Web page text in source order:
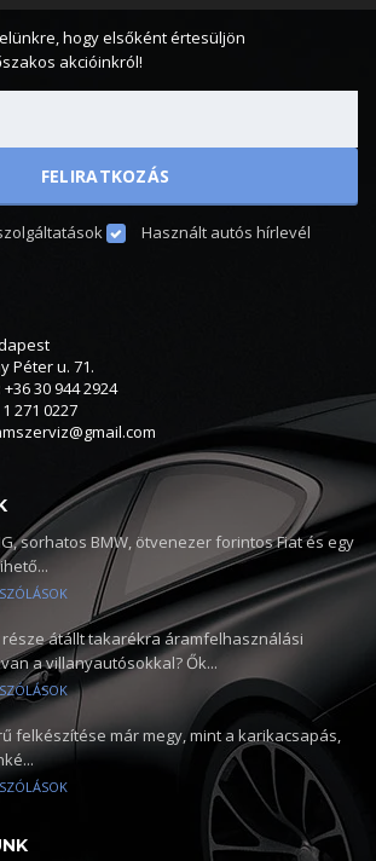
hogy elsőként értesüljön
akcióinkról!
Használt autós hírlevél
Péter u. 71.
30 944 2924
271 0227
sorhatos BMW, ötvenezer forintos Fiat és egy
átállt takarékra áramfelhasználási
a villanyautósokkal? Ők...
felkészítése már megy, mint a karikacsapás,